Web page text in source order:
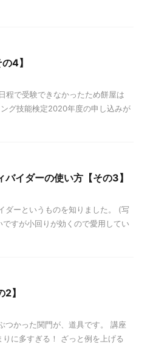
4】
程で受験できなかったため餅屋は
グ技能検定2020年度の申し込みが
イダーの使い方【その3】
ダーというものを知りました。 (写
すが小回りが効くので愛用してい
】
つかった関門が、道具です。 講座
に多すぎる！ ざっと例を上げる